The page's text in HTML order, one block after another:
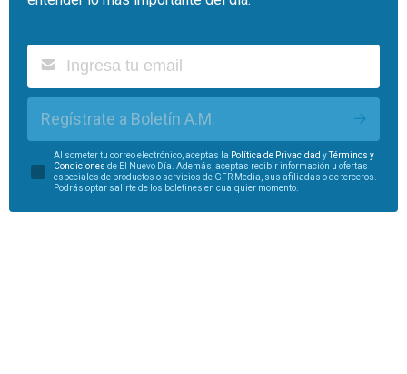
Regístrate a Boletín A.M.
Al someter tu correo electrónico, aceptas la Política de Privacidad yTérminos y
Condiciones de El Nuevo Día. Además, aceptas recibir información u ofertas
especiales de productos o servicios de GFR Media, sus afiliadas o de terceros.
Podrás optar salirte de los boletines en cualquier momento.